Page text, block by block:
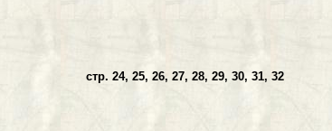
стр. 24, 25, 26, 27, 28, 29, 30, 31, 32